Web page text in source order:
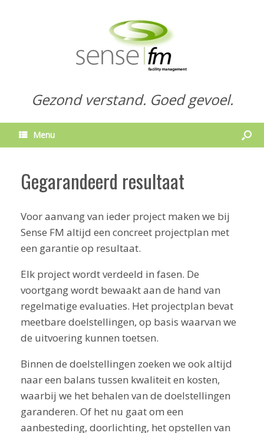
Gezond verstand. Goed gevoel.
Menu
Gegarandeerd resultaat
Voor aanvang van ieder project maken we bij
Sense FM altijd een concreet projectplan met
een garantie op resultaat.
Elk project wordt verdeeld in fasen. De
voortgang wordt bewaakt aan de hand van
regelmatige evaluaties. Het projectplan bevat
meetbare doelstellingen, op basis waarvan we
de uitvoering kunnen toetsen.
Binnen de doelstellingen zoeken we ook altijd
naar een balans tussen kwaliteit en kosten,
waarbij we het behalen van de doelstellingen
garanderen. Of het nu gaat om een
aanbesteding, doorlichting, het opstellen van